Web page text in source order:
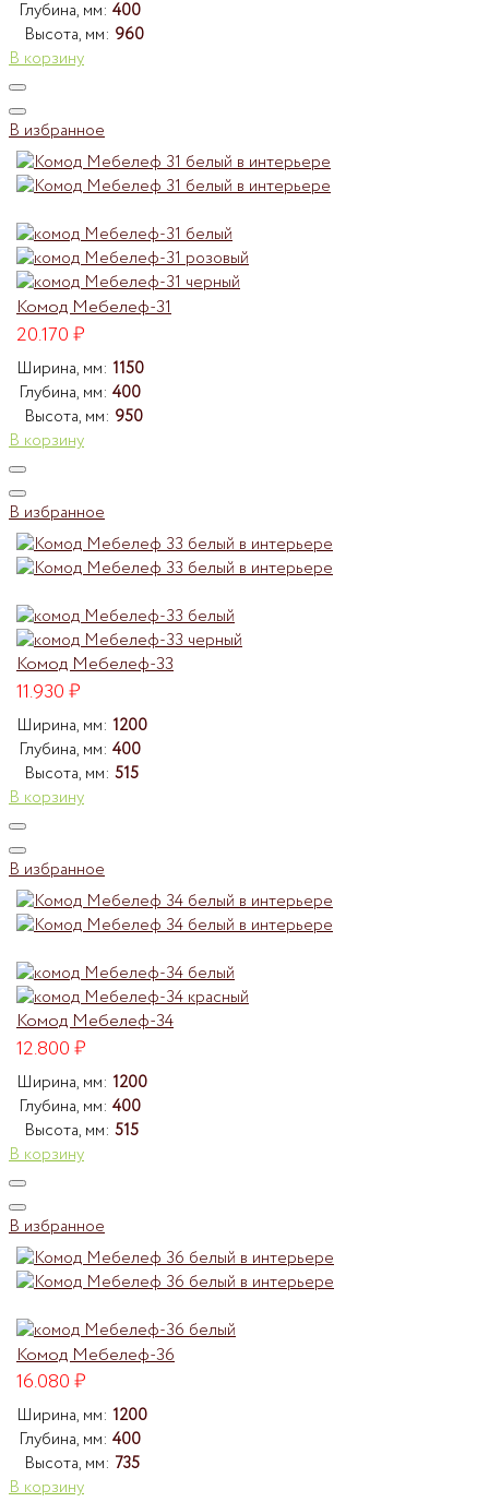
Глубина, мм: 400
Высота, мм: 960
В корзину
В избранное
Комод Мебелеф-31
20.170₽
Ширина, мм: 1150
Глубина, мм: 400
Высота, мм: 950
В корзину
В избранное
Комод Мебелеф-33
11.930₽
Ширина, мм: 1200
Глубина, мм: 400
Высота, мм: 515
В корзину
В избранное
Комод Мебелеф-34
12.800₽
Ширина, мм: 1200
Глубина, мм: 400
Высота, мм: 515
В корзину
В избранное
Комод Мебелеф-36
16.080₽
Ширина, мм: 1200
Глубина, мм: 400
Высота, мм: 735
В корзину